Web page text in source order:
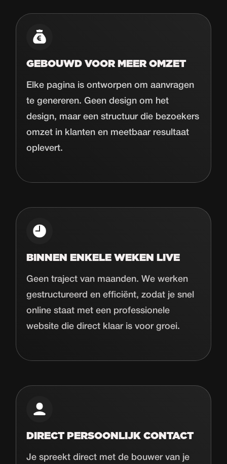
GEBOUWD VOOR MEER OMZET
Elke pagina is ontworpen om aanvragen
te genereren. Geen design om het
design, maar een structuur die bezoekers
omzet in klanten en meetbaar resultaat
oplevert.
BINNEN ENKELE WEKEN LIVE
Geen traject van maanden. We werken
gestructureerd en efficiënt, zodat je snel
online staat met een professionele
website die direct klaar is voor groei.
DIRECT PERSOONLIJK CONTACT
Je spreekt direct met de bouwer van je